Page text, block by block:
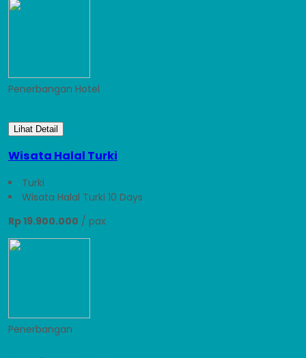
Penerbangan Hotel
Lihat Detail
Wisata Halal Turki
Turki
Wisata Halal Turki 10 Days
Rp 19.900.000 / pax
Penerbangan